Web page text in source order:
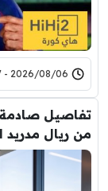
2026/08/06 - 17:17
تفاصيل
من ريال مدريد